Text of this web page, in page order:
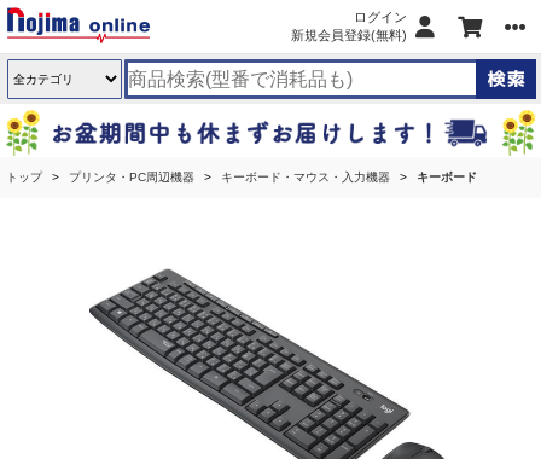
ログイン
新規会員登録(無料)
トップ プリンタ・PC周辺機器 キーボード・マウス・入力機器 キーボード